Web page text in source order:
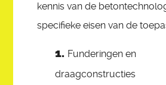
kennis van de
specifieke eisen van de
Funderingen en
draagconstructies